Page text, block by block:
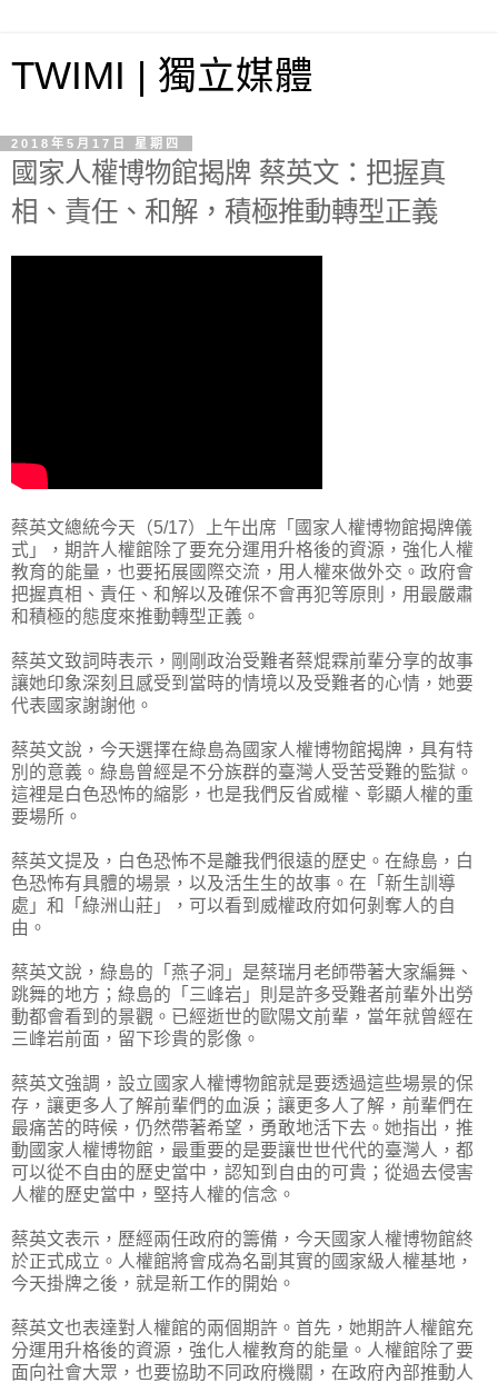
TWIMI | 獨立媒體
2018年5月17日 星期四
國家人權博物館揭牌 蔡英文：把握真
相、責任、和解，積極推動轉型正義
蔡英文總統今天（5/17）上午出席「國家人權博物館揭牌儀
式」，期許人權館除了要充分運用升格後的資源，強化人權
教育的能量，也要拓展國際交流，用人權來做外交。政府會
把握真相、責任、和解以及確保不會再犯等原則，用最嚴肅
和積極的態度來推動轉型正義。
蔡英文致詞時表示，剛剛政治受難者蔡焜霖前輩分享的故事
讓她印象深刻且感受到當時的情境以及受難者的心情，她要
代表國家謝謝他。
蔡英文說，今天選擇在綠島為國家人權博物館揭牌，具有特
別的意義。綠島曾經是不分族群的臺灣人受苦受難的監獄。
這裡是白色恐怖的縮影，也是我們反省威權、彰顯人權的重
要場所。
蔡英文提及，白色恐怖不是離我們很遠的歷史。在綠島，白
色恐怖有具體的場景，以及活生生的故事。在「新生訓導
處」和「綠洲山莊」，可以看到威權政府如何剝奪人的自
由。
蔡英文說，綠島的「燕子洞」是蔡瑞月老師帶著大家編舞、
跳舞的地方；綠島的「三峰岩」則是許多受難者前輩外出勞
動都會看到的景觀。已經逝世的歐陽文前輩，當年就曾經在
三峰岩前面，留下珍貴的影像。
蔡英文強調，設立國家人權博物館就是要透過這些場景的保
存，讓更多人了解前輩們的血淚；讓更多人了解，前輩們在
最痛苦的時候，仍然帶著希望，勇敢地活下去。她指出，推
動國家人權博物館，最重要的是要讓世世代代的臺灣人，都
可以從不自由的歷史當中，認知到自由的可貴；從過去侵害
人權的歷史當中，堅持人權的信念。
蔡英文表示，歷經兩任政府的籌備，今天國家人權博物館終
於正式成立。人權館將會成為名副其實的國家級人權基地，
今天掛牌之後，就是新工作的開始。
蔡英文也表達對人權館的兩個期許。首先，她期許人權館充
分運用升格後的資源，強化人權教育的能量。人權館除了要
面向社會大眾，也要協助不同政府機關，在政府內部推動人